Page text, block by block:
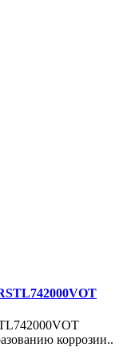
коррозии..